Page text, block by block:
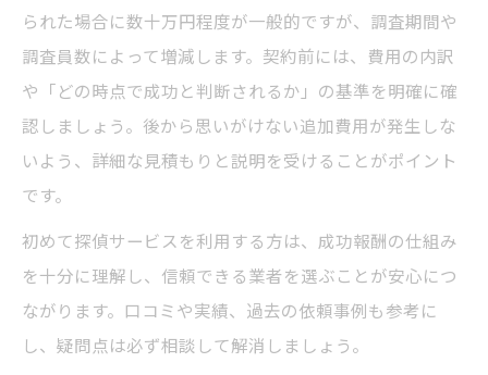
られた場合に数十万円程度が一般的ですが、調査期間や
調査員数によって増減します。契約前には、費用の内訳
や「どの時点で成功と判断されるか」の基準を明確に確
認しましょう。後から思いがけない追加費用が発生しな
いよう、詳細な見積もりと説明を受けることがポイント
です。
初めて探偵サービスを利用する方は、成功報酬の仕組み
を十分に理解し、信頼できる業者を選ぶことが安心につ
ながります。口コミや実績、過去の依頼事例も参考に
し、疑問点は必ず相談して解消しましょう。